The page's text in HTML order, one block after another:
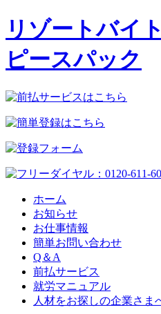
リゾートバイ
ピースパック
ホーム
お知らせ
お仕事情報
簡単お問い合わせ
Q＆A
前払サービス
就労マニュアル
人材をお探しの企業さま